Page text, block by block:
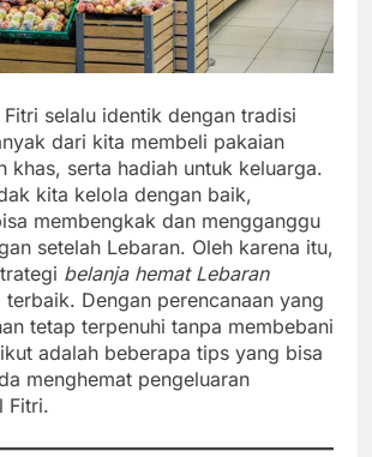
Fitri selalu identik dengan tradisi
dari kita membeli pakaian
khas, serta hadiah untuk keluarga.
kita kelola dengan baik,
membengkak dan mengganggu
setelah Lebaran. Oleh karena itu,
belanja hemat Lebaran
terbaik. Dengan perencanaan yang
tetap terpenuhi tanpa membebani
adalah beberapa tips yang bisa
menghemat pengeluaran
Fitri.